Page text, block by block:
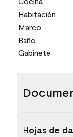
Habitación
Marco
Baño
Gabinete
Hojas de